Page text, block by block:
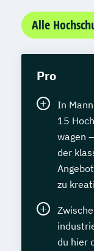
Alle
Pro
In
15
wagen
der
zu
du hier